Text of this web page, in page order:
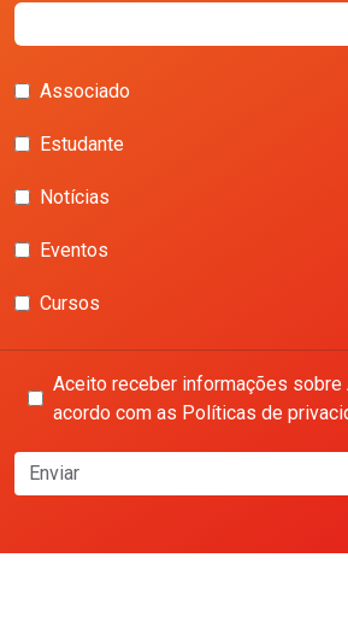
Associado
Estudante
Notícias
Eventos
Cursos
Aceito receber informações sobre
acordo com as Políticas de
Enviar